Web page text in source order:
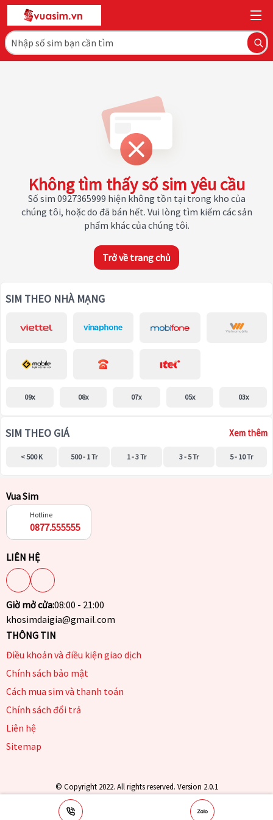
Không tìm thấy số sim yêu cầu
Số sim 0927365999 hiện không tồn tại trong kho của
chúng tôi, hoặc do đã bán hết. Vui lòng tìm kiếm các sản
phẩm khác của chúng tôi.
Trở về trang chủ
SIM THEO NHÀ MẠNG
09x 08x 07x 05x 03x
SIM THEO GIÁ Xem thêm
< 500 K 500 - 1 Tr 1 - 3 Tr 3 - 5 Tr 5 - 10 Tr
Vua Sim
Hotline
0877.555555
LIÊN HỆ
Giờ mở cửa:08:00 - 21:00
khosimdaigia@gmail.com
THÔNG TIN
Điều khoản và điều kiện giao dịch
Chính sách bảo mật
Cách mua sim và thanh toán
Chính sách đổi trả
Liên hệ
Sitemap
© Copyright 2022. All rights reserved. Version 2.0.1